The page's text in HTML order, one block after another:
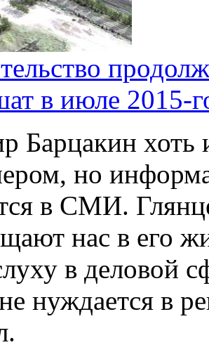
в июле 2015-
Барцакин хоть
но
в СМИ.
нас в его
в деловой
нуждается в